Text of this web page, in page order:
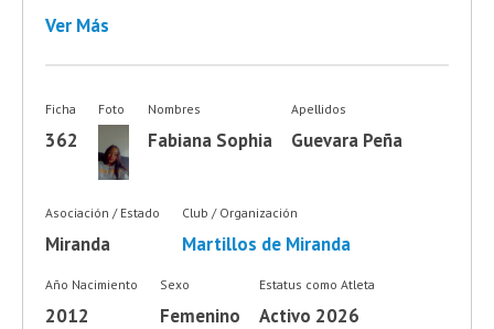
Ver Más
Ficha
362
Foto Nombres
Fabiana Sophia
Apellidos
Guevara Peña
Asociación / Estado
Miranda
Club / Organización
Martillos de Miranda
Año Nacimiento
2012
Sexo
Femenino
Estatus como Atleta
Activo 2026